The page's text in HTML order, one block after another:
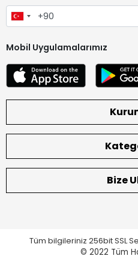
Mobil Uygulamalarımız
Bize
Tüm bilgileriniz 256bit SSL
© 2022 Tüm